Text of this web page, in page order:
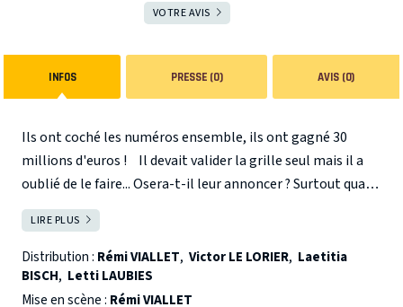
VOTRE AVIS
INFOS PRESSE (0) AVIS (0)
Ils ont coché les numéros ensemble, ils ont gagné 30
millions d'euros ! Il devait valider la grille seul mais il a
oublié de le faire... Osera-t-il leur annoncer ? Surtout quand
la machine à rêve s'emballe et que l'amour s'en mêle.
Avoir des numéros fétiches c'est bien, ne pas oublier de les
jouer c'est mieux.
LIRE PLUS
Distribution : Rémi VIALLET, Victor LE LORIER, Laetitia
BISCH, Letti LAUBIES
Mise en scène : Rémi VIALLET